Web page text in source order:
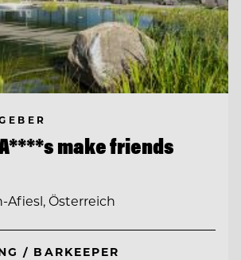
make friends
Afiesl, Österreich
CHEF DE RANG / BARKEEPER